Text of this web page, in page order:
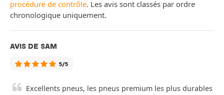
procédure de contrôle. Les avis sont classés par ordre
chronologique uniquement.
AVIS DE SAM
5/5
Excellents pneus, les pneus premium les plus durables